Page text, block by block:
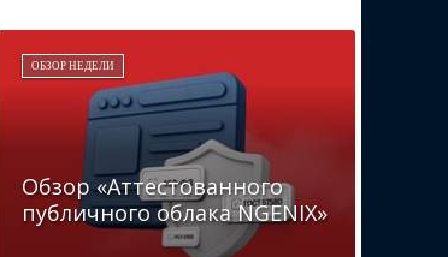
ОБЗОР НЕДЕЛИ
Обзор «Аттестованного
публичного облака NGENIX»